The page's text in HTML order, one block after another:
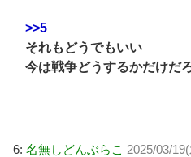
>>5
それもどうでもいい
今は戦争どうするかだけだ
6: 名無しどんぶらこ 2025/03/